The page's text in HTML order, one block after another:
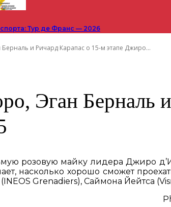
Тур де Франс — 2026
и Ричард Карапас о 15-м этапе Джиро...
Эган Берналь
розовую майку лидера Джиро
насколько хорошо сможет
Grenadiers), Саймона Йейтса